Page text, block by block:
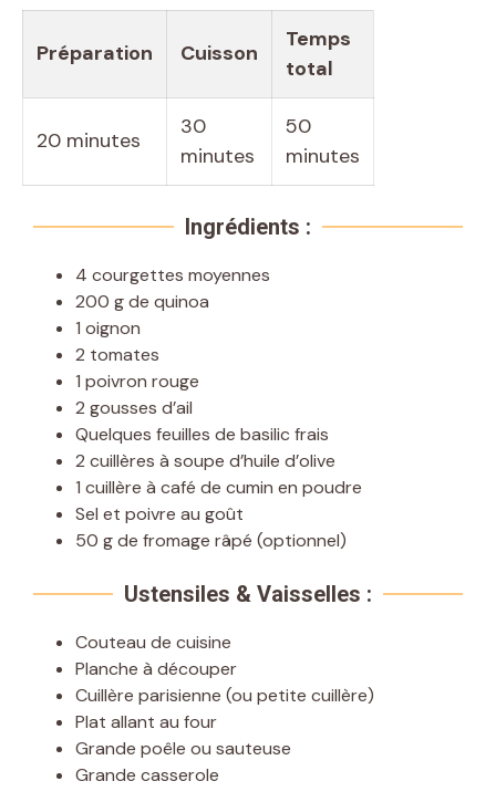
Préparation Cuisson
Temps
total
20 minutes
30
minutes
50
minutes
Ingrédients :
4 courgettes moyennes
200 g de quinoa
1 oignon
2 tomates
1 poivron rouge
2 gousses d’ail
Quelques feuilles de basilic frais
2 cuillères à soupe d’huile d’olive
1 cuillère à café de cumin en poudre
Sel et poivre au goût
50 g de fromage râpé (optionnel)
Ustensiles & Vaisselles :
Couteau de cuisine
Planche à découper
Cuillère parisienne (ou petite cuillère)
Plat allant au four
Grande poêle ou sauteuse
Grande casserole